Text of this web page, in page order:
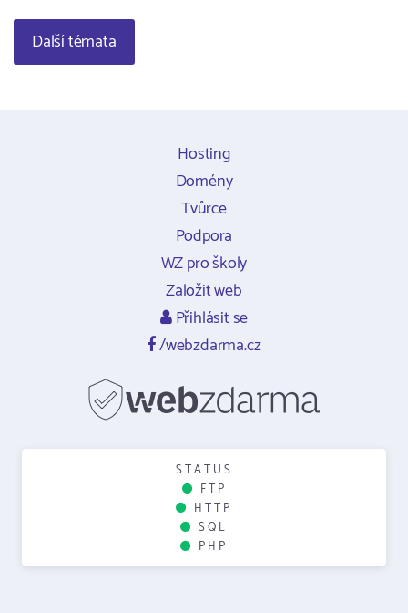
Další témata
Hosting
Domény
Tvůrce
Podpora
WZ pro školy
Založit web
Přihlásit se
/webzdarma.cz
STATUS
FTP
HTTP
SQL
PHP